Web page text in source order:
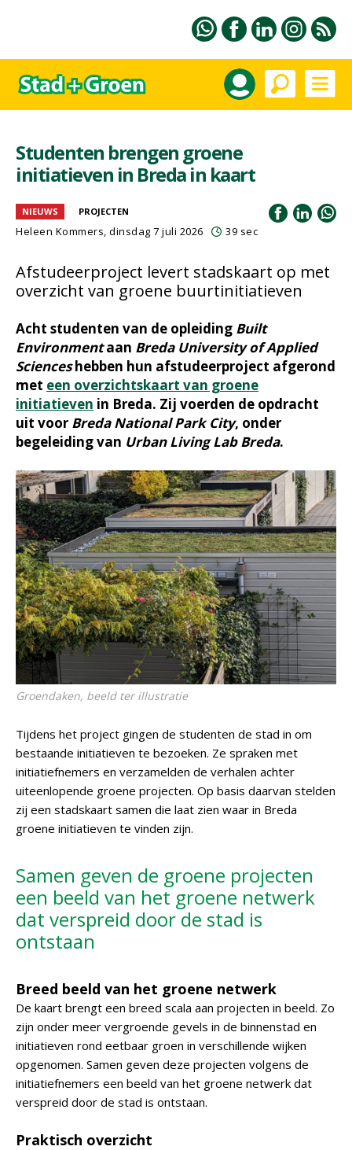
Studenten brengen groene
initiatieven in Breda in kaart
NIEUWS PROJECTEN
Heleen Kommers, dinsdag 7 juli 2026 39 sec
Afstudeerproject levert stadskaart op met
overzicht van groene buurtinitiatieven
Acht studenten van de opleiding Built
Environmentaan Breda University of Applied
Scienceshebben hun afstudeerproject afgerond
met een overzichtskaart van groene
initiatieven in Breda. Zij voerden de opdracht
uit voor Breda National Park City, onder
begeleiding van Urban Living Lab Breda.
Groendaken, beeld ter illustratie
Tijdens het project gingen de studenten de stad in om
bestaande initiatieven te bezoeken. Ze spraken met
initiatiefnemers en verzamelden de verhalen achter
uiteenlopende groene projecten. Op basis daarvan stelden
zij een stadskaart samen die laat zien waar in Breda
groene initiatieven te vinden zijn.
Samen geven de groene projecten
een beeld van het groene netwerk
dat verspreid door de stad is
ontstaan
Breed beeld van het groene netwerk
De kaart brengt een breed scala aan projecten in beeld. Zo
zijn onder meer vergroende gevels in de binnenstad en
initiatieven rond eetbaar groen in verschillende wijken
opgenomen. Samen geven deze projecten volgens de
initiatiefnemers een beeld van het groene netwerk dat
verspreid door de stad is ontstaan.
Praktisch overzicht